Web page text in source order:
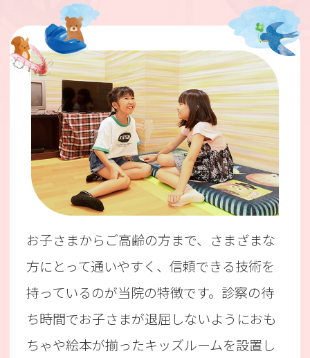
お子さまからご高齢の方まで、さまざまな
方にとって通いやすく、信頼できる技術を
持っているのが当院の特徴です。 診察の待
ち時間でお子さまが退屈しないようにおも
ちゃや絵本が揃ったキッズルームを設置し